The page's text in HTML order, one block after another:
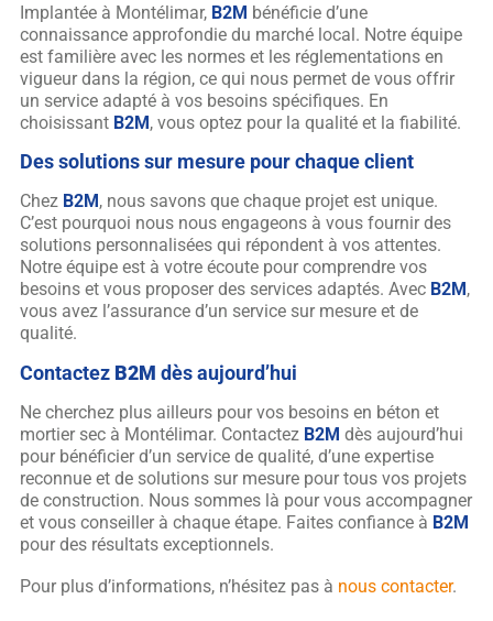
Implantée à Montélimar, B2M bénéficie d’une
connaissance approfondie du marché local. Notre équipe
est familière avec les normes et les réglementations en
vigueur dans la région, ce qui nous permet de vous offrir
un service adapté à vos besoins spécifiques. En
choisissant B2M, vous optez pour la qualité et la fiabilité.
Des solutions sur mesure pour chaque client
Chez B2M , nous savons que chaque projet est unique.
C’est pourquoi nous nous engageons à vous fournir des
solutions personnalisées qui répondent à vos attentes.
Notre équipe est à votre écoute pour comprendre vos
besoins et vous proposer des services adaptés. Avec B2M ,
vous avez l’assurance d’un service sur mesure et de
qualité.
Contactez B2M dès aujourd’hui
Ne cherchez plus ailleurs pour vos besoins en béton et
mortier sec à Montélimar. Contactez B2M dès aujourd’hui
pour bénéficier d’un service de qualité, d’une expertise
reconnue et de solutions sur mesure pour tous vos projets
de construction. Nous sommes là pour vous accompagner
et vous conseiller à chaque étape. Faites confiance à B2M
pour des résultats exceptionnels.
Pour plus d’informations, n’hésitez pas à nous contacter.